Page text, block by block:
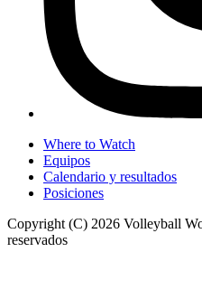
Where to Watch
Equipos
Calendario y resultados
Posiciones
Copyright (C) 2026 Volleyball
reservados